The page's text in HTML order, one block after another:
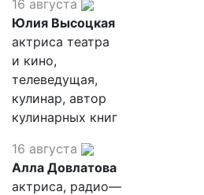
16 августа
Юлия Высоцкая
актриса театра
и кино,
телеведущая,
кулинар, автор
кулинарных книг
16 августа
Алла Довлатова
актриса, радио—